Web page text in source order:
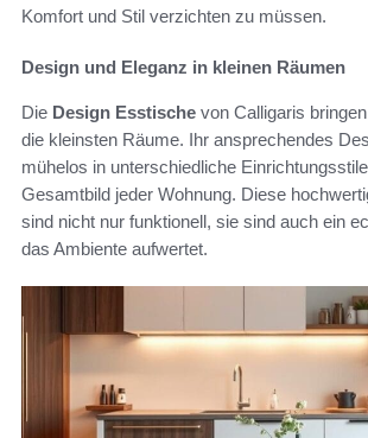
Komfort und Stil verzichten zu müssen.
Design und Eleganz in kleinen Räumen
Die Design Esstische von Calligaris
die kleinsten Räume. Ihr ansprechendes
mühelos in unterschiedliche
Gesamtbild jeder Wohnung. Diese
sind nicht nur funktionell, sie sind auch ein
das Ambiente aufwertet.